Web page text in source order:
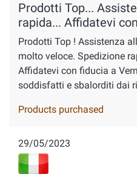
Prodotti Top...
rapida... Affidatevi
Prodotti Top ! Assistenza
molto veloce. Spedizione
Affidatevi con fiducia a
soddisfatti e sbalorditi dai
Products purchased
29/05/2023